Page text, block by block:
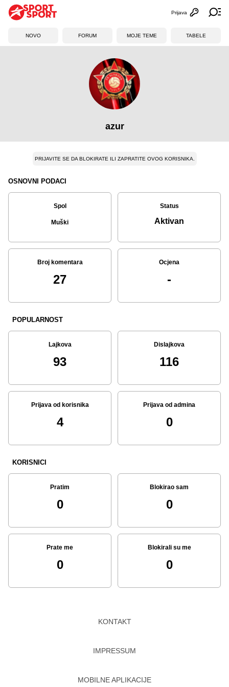
Otvori
Prijava
NOVO FORUM MOJE TEME TABELE
azur
PRIJAVITE SE DA BLOKIRATE ILI ZAPRATITE OVOG KORISNIKA.
OSNOVNI PODACI
Spol
Muški
Status
Aktivan
Broj komentara
27
Ocjena
-
POPULARNOST
Lajkova
93
Dislajkova
116
Prijava od korisnika
4
Prijava od admina
0
KORISNICI
Pratim
0
Blokirao sam
0
Prate me
0
Blokirali su me
0
KONTAKT
IMPRESSUM
MOBILNE APLIKACIJE